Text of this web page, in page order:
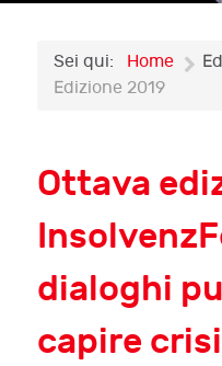
Sei qui: Home
Edizione 2019
Ottava
dialoghi
capire